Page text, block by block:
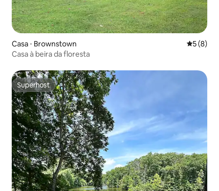
Casa ⋅ Brownstown 5 de
5 (8)
Casa à beira da floresta
Superhost
Superhost